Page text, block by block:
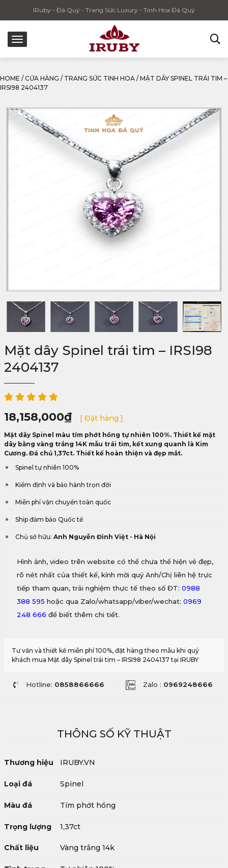
IRuby - Đá Quý - Trang Sức Luxury - Tinh Hoa Đá Quý
HOME / CỬA HÀNG / TRANG SỨC TINH HOA / MẶT DÂY SPINEL TRÁI TIM –
IRSI98 2404137
Mặt dây Spinel trái tim – IRSI98
2404137
18,158,000₫ [ Đặt hàng ]
Mặt dây Spinel màu tím phớt hồng tự nhiên 100%. Thiết kế mặt
dây bằng vàng trắng 14K mẫu trái tim, kết xung quanh là Kim
Cương. Đá chủ 1,37ct. Thiết kế hoàn thiện và đẹp mắt.
Spinel tự nhiên 100%
Kiểm định và bảo hành trọn đời
Miễn phí vận chuyển toàn quốc
Ship đảm bảo Quốc tế
Chủ sở hữu: Anh Nguyễn Đình Việt - Hà Nội
Hình ảnh, video trên website có thể chưa thể hiện vẻ đẹp,
rõ nét nhất của thiết kế, kính mời quý Anh/Chị liên hệ trực
tiếp tham quan, trải nghiệm thực tế theo số ĐT: 0988
388 595 hoặc qua Zalo/whatsapp/viber/wechat: 0969
248 666 để biết thêm chi tiết.
Tư vấn và thiết kế miễn phí 100%, đặt hàng theo mẫu khi quý
khách mua Mặt dây Spinel trái tim – IRSI98 2404137 tại IRUBY
Hotline: 0858866666 Zalo : 0969248666
THÔNG SỐ KỸ THUẬT
Thương hiệu IRUBY.VN
Loại đá Spinel
Màu đá Tím phớt hồng
Trọng lượng 1,37ct
Chất liệu Vàng trắng 14k